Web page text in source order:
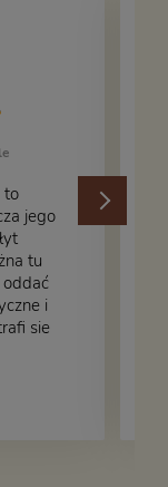
to
jego
tu
oddać
i
się